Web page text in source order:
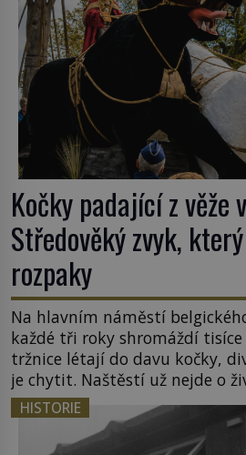
Kočky padající z věže
Středověký zvyk,
rozpaky
Na hlavním náměstí
každé tři roky shromáždí tisíce
tržnice létají do davu kočky,
je chytit. Naštěstí už nejde o
jenom o plyšové suvenýry.
Tato veselá podívaná
nejpodivnějších a zároveň
HISTORIE